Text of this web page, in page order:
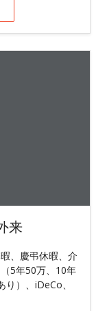
来
、慶弔休暇、介
5年50万、10年
）、iDeCo、